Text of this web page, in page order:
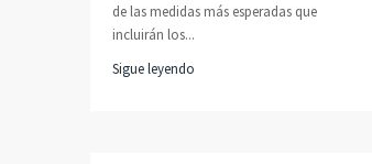
de las medidas más esperadas que
incluirán los...
Sigue leyendo